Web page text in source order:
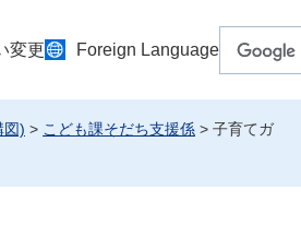
変更 Foreign Language
図) > こども課そだち支援係 > 子育てガ